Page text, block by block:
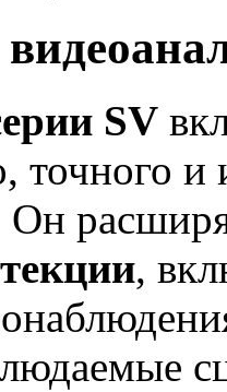
SV
точного и
Он
,